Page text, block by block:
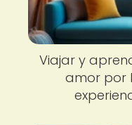
Viajar y
amor por